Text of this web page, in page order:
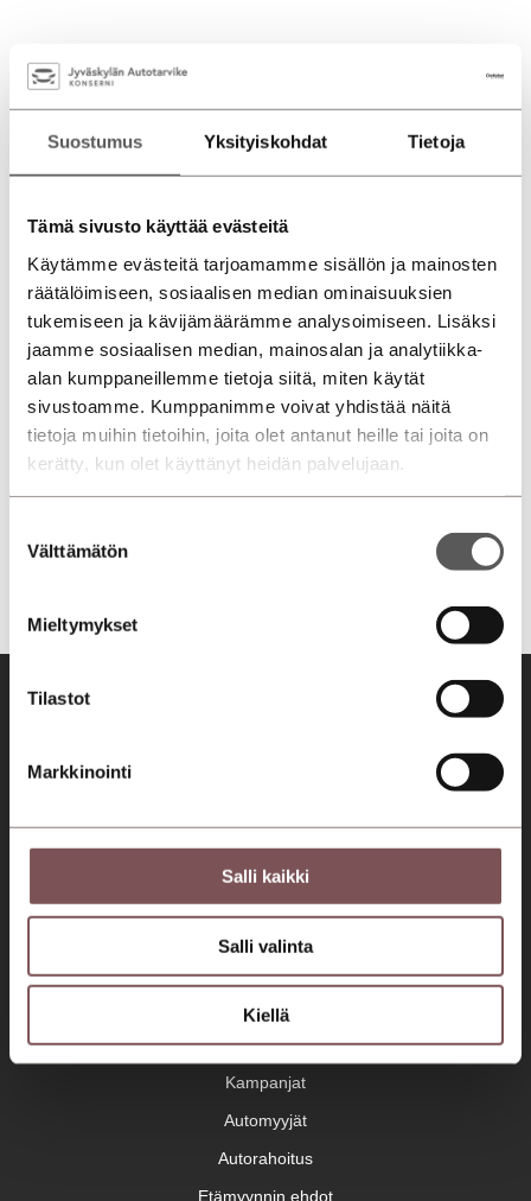
Suostumus Yksityiskohdat Tietoja
Tämä sivusto käyttää evästeitä
Käytämme evästeitä tarjoamamme sisällön ja mainosten
räätälöimiseen, sosiaalisen median ominaisuuksien
tukemiseen ja kävijämäärämme analysoimiseen. Lisäksi
jaamme sosiaalisen median, mainosalan ja analytiikka-
alan kumppaneillemme tietoja siitä, miten käytät
sivustoamme. Kumppanimme voivat yhdistää näitä
tietoja muihin tietoihin, joita olet antanut heille tai joita on
kerätty, kun olet käyttänyt heidän palvelujaan.
valinta
Välttämätön
Mieltymykset
Tilastot
Markkinointi
Salli kaikki
Salli valinta
Kiellä
Tervetuloa asiakaslähtöiseen autokauppaan ja huoltoon!
Jyväskylä
Savonlinna
Jyväskylä
Mikkeli
Savonlinna
Automyynti
Autohaku
Kampanjat
Automyyjät
Autorahoitus
Etämyynnin ehdot